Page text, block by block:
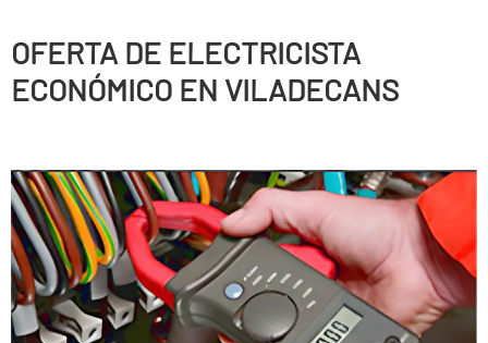
OFERTA DE ELECTRICISTA
ECONÓMICO EN VILADECANS